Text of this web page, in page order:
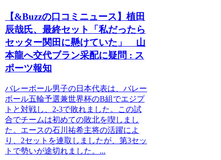
【&Buzzの口コミニュース】植田
辰哉氏、最終セット「私だったら
セッター関田に懸けていた」 山
本龍へ交代ブラン采配に疑問 : ス
ポーツ報知
バレーボール男子の日本代表は、バレー
ボール五輪予選兼世界杯のB組でエジプ
トと対戦し、2-3で敗れました。この試
合でチームは初めての敗北を喫しまし
た。エースの石川祐希主将の活躍によ
り、2セットを連取しましたが、第3セッ
トで勢いが途切れました。...